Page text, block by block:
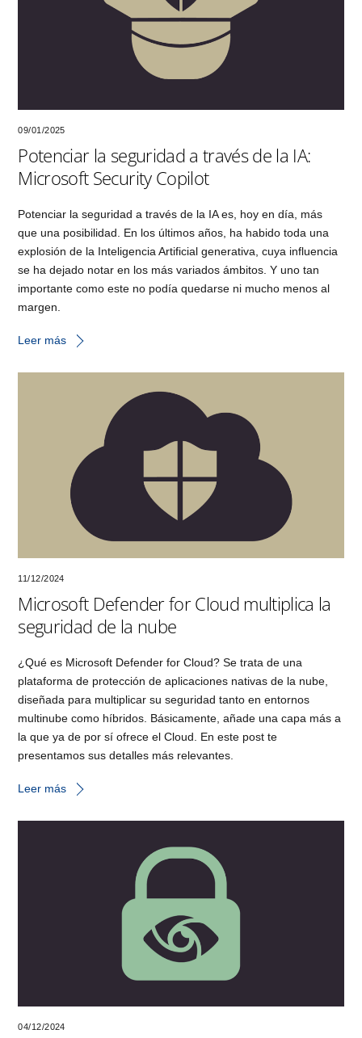
09/01/2025
Potenciar la seguridad a través de la IA:
Microsoft Security Copilot
Potenciar la seguridad a través de la IA es, hoy en día, más
que una posibilidad. En los últimos años, ha habido toda una
explosión de la Inteligencia Artificial generativa, cuya influencia
se ha dejado notar en los más variados ámbitos. Y uno tan
importante como este no podía quedarse ni mucho menos al
margen.
Leer más
11/12/2024
Microsoft Defender for Cloud multiplica la
seguridad de la nube
¿Qué es Microsoft Defender for Cloud? Se trata de una
plataforma de protección de aplicaciones nativas de la nube,
diseñada para multiplicar su seguridad tanto en entornos
multinube como híbridos. Básicamente, añade una capa más a
la que ya de por sí ofrece el Cloud. En este post te
presentamos sus detalles más relevantes.
Leer más
04/12/2024